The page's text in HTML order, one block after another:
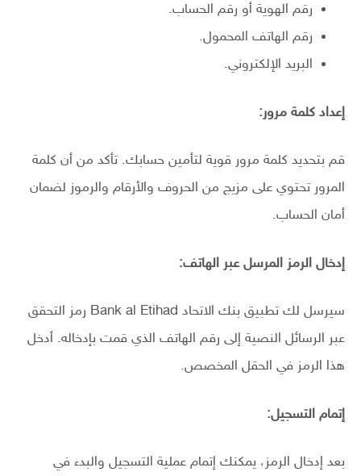
رقم الهوية أو رقم الحساب.
رقم الهاتف المحمول.
البريد الإلكتروني.
إعداد كلمة مرور:
قم بتحديد كلمة مرور قوية لتأمين حسابك. تأكد من أن كلمة
المرور تحتوي على مزيج من الحروف والأرقام والرموز لضمان
أمان الحساب.
إدخال الرمز المرسل عبر الهاتف:
سيرسل لك تطبيق بنك الاتحاد Bank al Etihad رمز التحقق
عبر الرسائل النصية إلى رقم الهاتف الذي قمت بإدخاله. أدخل
هذا الرمز في الحقل المخصص.
إتمام التسجيل:
بعد إدخال الرمز، يمكنك إتمام عملية التسجيل والبدء في